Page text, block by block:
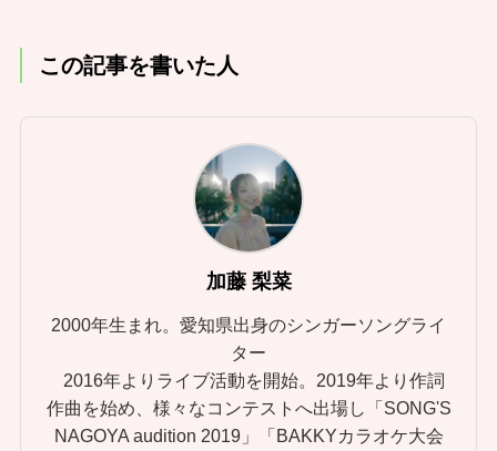
この記事を書いた人
加藤 梨菜
2000年生まれ。愛知県出身のシンガーソングライ
ター
2016年よりライブ活動を開始。2019年より作詞
作曲を始め、様々なコンテストへ出場し「SONG'S
NAGOYA audition 2019」「BAKKYカラオケ大会